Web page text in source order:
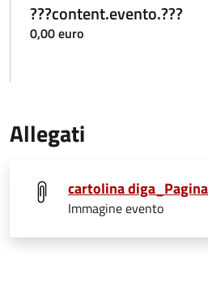
???content.evento.???
0,00 euro
Allegati
cartolina
Immagine evento